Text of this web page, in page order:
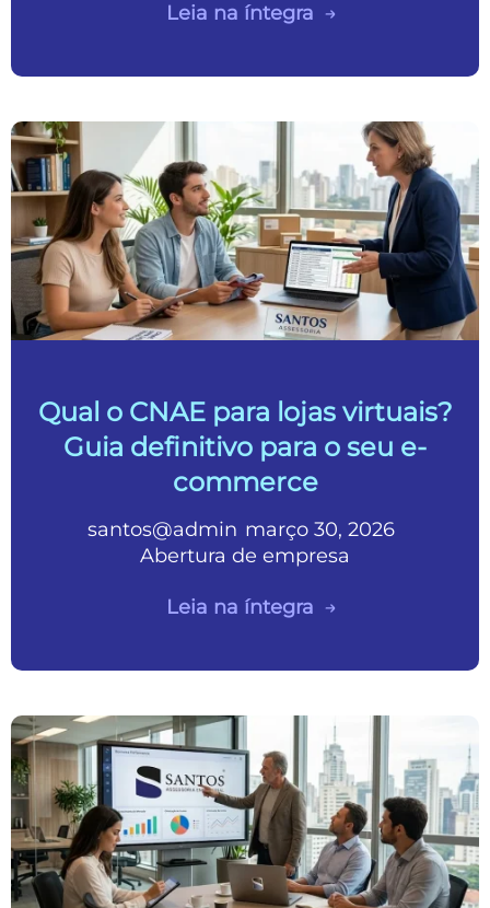
Leia na íntegra
Qual o CNAE para lojas virtuais?
Guia definitivo para o seu e-
commerce
santos@admin março 30, 2026
Abertura de empresa
Leia na íntegra